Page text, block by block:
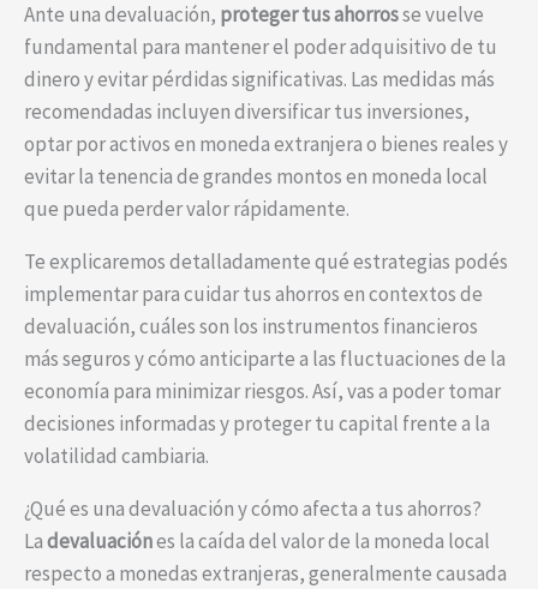
Ante una devaluación, proteger tus ahorrosse vuelve
fundamental para mantener el poder adquisitivo de tu
dinero y evitar pérdidas significativas. Las medidas más
recomendadas incluyen diversificar tus inversiones,
optar por activos en moneda extranjera o bienes reales y
evitar la tenencia de grandes montos en moneda local
que pueda perder valor rápidamente.
Te explicaremos detalladamente qué estrategias podés
implementar para cuidar tus ahorros en contextos de
devaluación, cuáles son los instrumentos financieros
más seguros y cómo anticiparte a las fluctuaciones de la
economía para minimizar riesgos. Así, vas a poder tomar
decisiones informadas y proteger tu capital frente a la
volatilidad cambiaria.
¿Qué es una devaluación y cómo afecta a tus ahorros?
Ladevaluaciónes la caída del valor de la moneda local
respecto a monedas extranjeras, generalmente causada